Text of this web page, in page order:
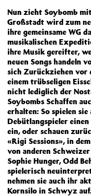
Nun zieht Soybomb
Großstadt wird zum
ihre gemeinsame WG
musikalischen
ihre Musik gereifter,
neuen Songs handeln
sich Zurückziehen vor
einem trübseligen
nicht lediglich der
Soybombs Schaffen
erhalten: So spielen
Debütlangspieler
ein, oder schauen
«Rigi Sessions», in
von anderen
Sophie Hunger, Odd
spielerisch
nehmen sie auch ihr
Kornsilo in Schwyz